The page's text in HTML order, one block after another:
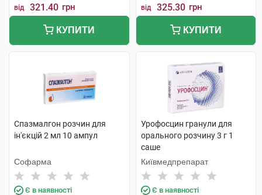
від 321.40 грн
КУПИТИ
від 325.30 грн
КУПИТИ
Спазмалгон розчин для
ін'єкцій 2 мл 10 ампул
Софарма
Є в наявності
Урофосцин гранули для
орального розчину 3 г 1
саше
Київмедпрепарат
Є в наявності